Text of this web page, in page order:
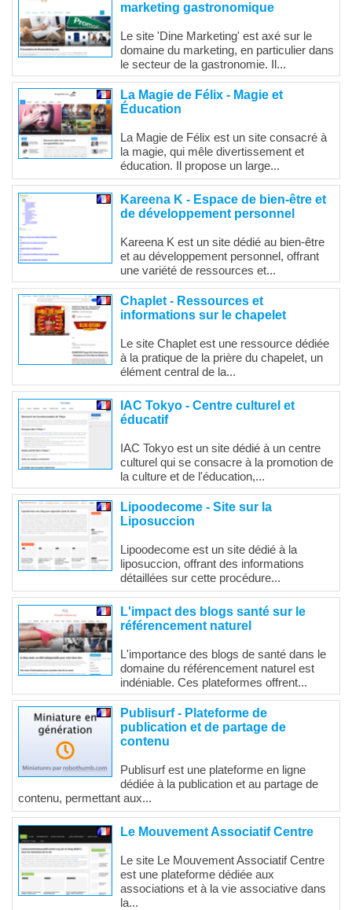
marketing gastronomique
Le site 'Dine Marketing' est axé sur le
domaine du marketing, en particulier dans
le secteur de la gastronomie. Il...
La Magie de Félix - Magie et
Éducation
La Magie de Félix est un site consacré à
la magie, qui mêle divertissement et
éducation. Il propose un large...
Kareena K - Espace de bien-être et
de développement personnel
Kareena K est un site dédié au bien-être
et au développement personnel, offrant
une variété de ressources et...
Chaplet - Ressources et
informations sur le chapelet
Le site Chaplet est une ressource dédiée
à la pratique de la prière du chapelet, un
élément central de la...
IAC Tokyo - Centre culturel et
éducatif
IAC Tokyo est un site dédié à un centre
culturel qui se consacre à la promotion de
la culture et de l'éducation,...
Lipoodecome - Site sur la
Liposuccion
Lipoodecome est un site dédié à la
liposuccion, offrant des informations
détaillées sur cette procédure...
L'impact des blogs santé sur le
référencement naturel
L'importance des blogs de santé dans le
domaine du référencement naturel est
indéniable. Ces plateformes offrent...
Publisurf - Plateforme de
publication et de partage de
contenu
Publisurf est une plateforme en ligne
dédiée à la publication et au partage de
contenu, permettant aux...
Le Mouvement Associatif Centre
Le site Le Mouvement Associatif Centre
est une plateforme dédiée aux
associations et à la vie associative dans
la...